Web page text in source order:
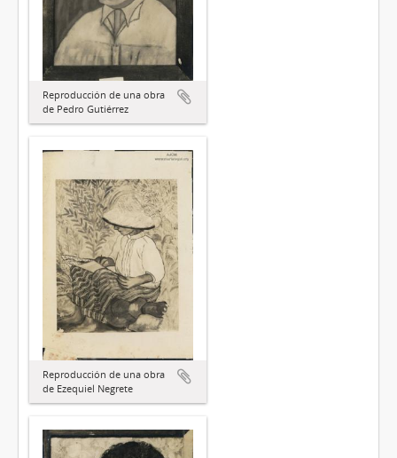
Reproducción de una obra
de Pedro Gutiérrez
Reproducción de una obra
de Ezequiel Negrete